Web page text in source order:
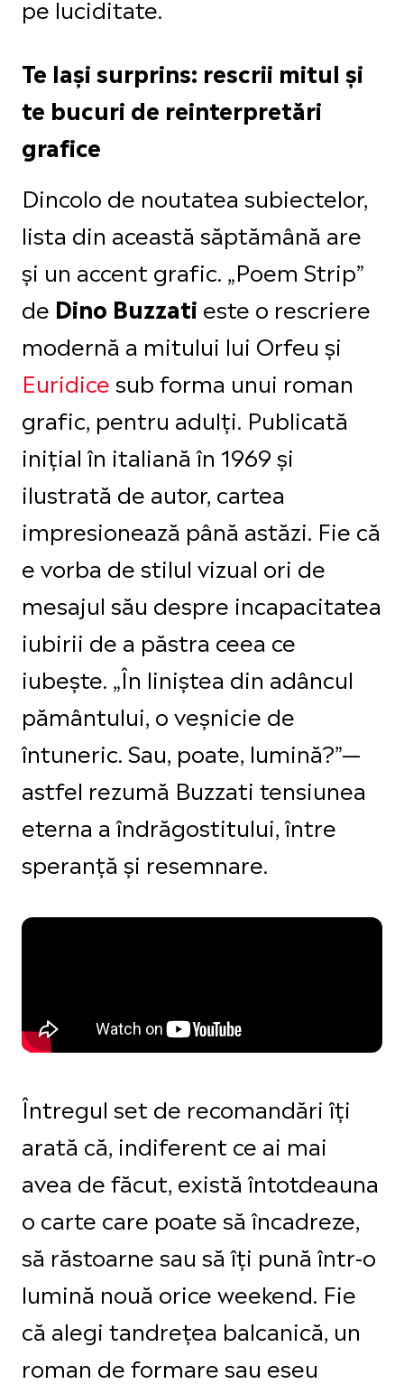
pe luciditate.
Te lași surprins: rescrii mitul și
te bucuri de reinterpretări
grafice
Dincolo de noutatea subiectelor,
lista din această săptămână are
și un accent grafic. „Poem Strip”
de Dino Buzzati este o rescriere
modernă a mitului lui Orfeu și
Euridicesub forma unui roman
grafic, pentru adulți. Publicată
inițial în italiană în 1969 și
ilustrată de autor, cartea
impresionează până astăzi. Fie că
e vorba de stilul vizual ori de
mesajul său despre incapacitatea
iubirii de a păstra ceea ce
iubește. „În liniștea din adâncul
pământului, o veșnicie de
întuneric. Sau, poate, lumină?”—
astfel rezumă Buzzati tensiunea
eterna a îndrăgostitului, între
speranță și resemnare.
Întregul set de recomandări îți
arată că, indiferent ce ai mai
avea de făcut, există întotdeauna
o carte care poate să încadreze,
să răstoarne sau să îți pună într-o
lumină nouă orice weekend. Fie
că alegi tandrețea balcanică, un
roman de formare sau eseu